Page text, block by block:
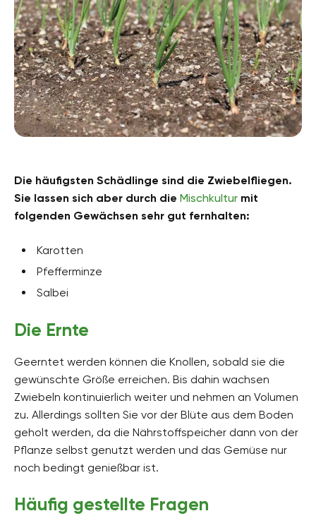
Die häufigsten Schädlinge sind die Zwiebelfliegen.
Sie lassen sich aber durch die Mischkultur mit
folgenden Gewächsen sehr gut fernhalten:
Karotten
Pfefferminze
Salbei
Die Ernte
Geerntet werden können die Knollen, sobald sie die
gewünschte Größe erreichen. Bis dahin wachsen
Zwiebeln kontinuierlich weiter und nehmen an Volumen
zu. Allerdings sollten Sie vor der Blüte aus dem Boden
geholt werden, da die Nährstoffspeicher dann von der
Pflanze selbst genutzt werden und das Gemüse nur
noch bedingt genießbar ist.
Häufig gestellte Fragen